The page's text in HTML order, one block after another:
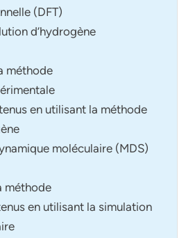
(DFT)
d’hydrogène
méthode
en utilisant la méthode
moléculaire (MDS)
méthode
en utilisant la simulation